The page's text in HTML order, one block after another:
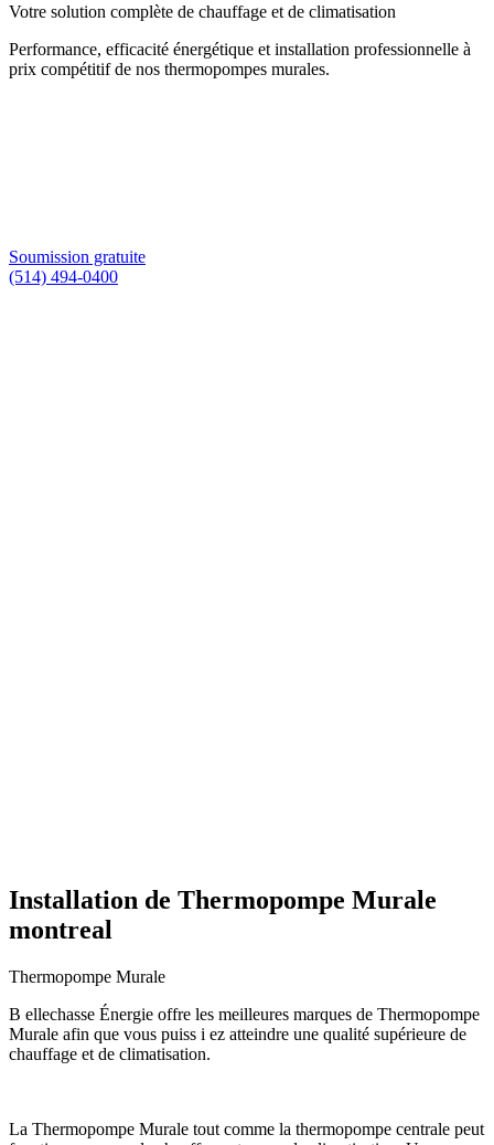
Votre solution complète de chauffage et de climatisation
Performance, efficacité énergétique et installation professionnelle à
prix compétitif de nos thermopompes murales.
Soumission gratuite
(514) 494-0400
Installation de Thermopompe Murale
montreal
Thermopompe Murale
B ellechasse Énergie offre les meilleures marques de Thermopompe
Murale afin que vous puiss i ez atteindre une qualité supérieure de
chauffage et de climatisation.
La Thermopompe Murale tout comme la thermopompe centrale peut